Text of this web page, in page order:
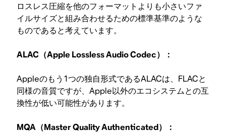
ロスレス圧縮を他のフォーマットよりも小さいファ
イルサイズと組み合わせるための標準基準のような
ものであると考えています。
ALAC（Apple Lossless Audio Codec）：
Appleのもう1つの独自形式であるALACは、FLACと
同様の音質ですが、Apple以外のエコシステムとの互
換性が低い可能性があります。
MQA（Master Quality Authenticated）：